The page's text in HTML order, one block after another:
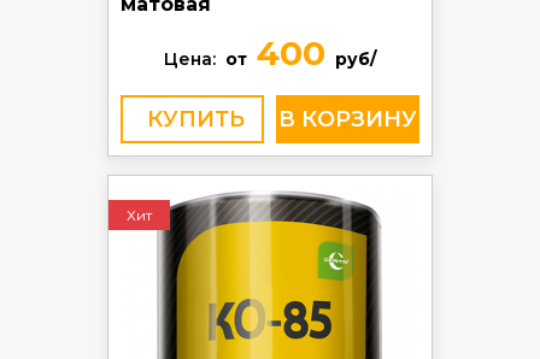
Цена: от 400 руб/
КУПИТЬ
Хит